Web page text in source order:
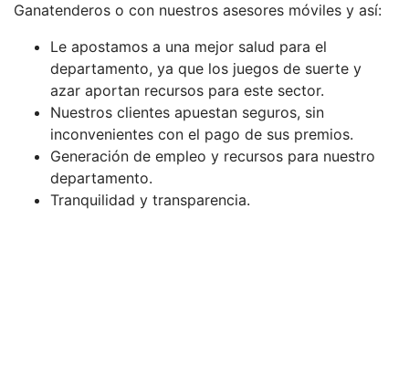
Ganatenderos o con nuestros asesores móviles y así:
Le apostamos a una mejor salud para el
departamento, ya que los juegos de suerte y
azar aportan recursos para este sector.
Nuestros clientes apuestan seguros, sin
inconvenientes con el pago de sus premios.
Generación de empleo y recursos para nuestro
departamento.
Tranquilidad y transparencia.